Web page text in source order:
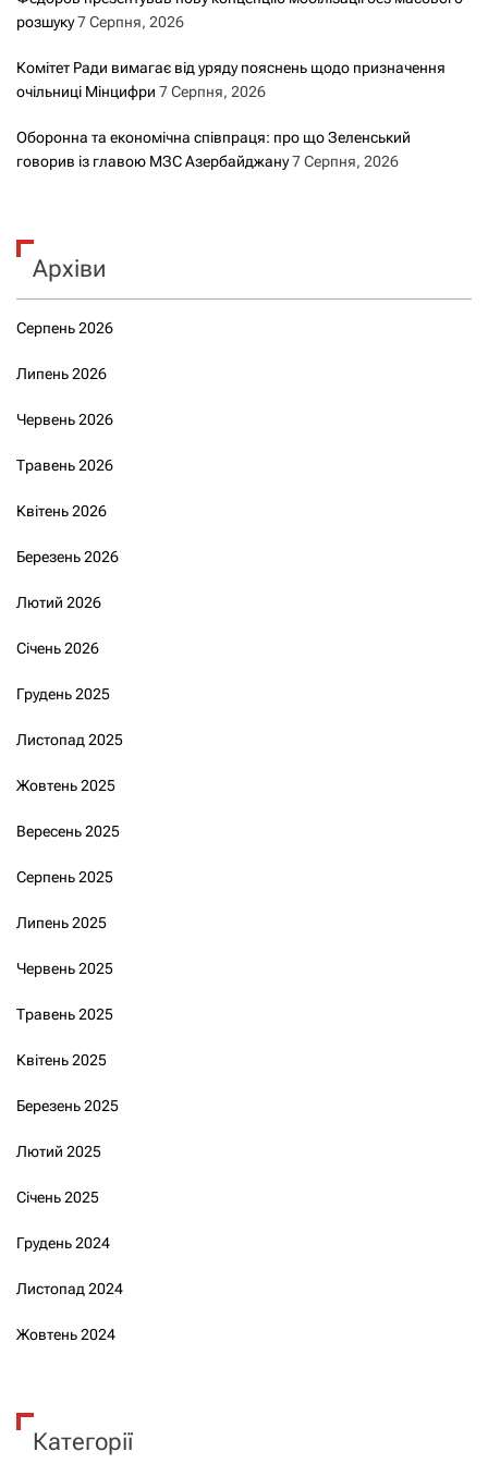
розшуку7 Серпня, 2026
Комітет Ради вимагає від уряду пояснень щодо призначення
очільниці Мінцифри 7 Серпня, 2026
Оборонна та економічна співпраця: про що Зеленський
говорив із главою МЗС Азербайджану7 Серпня, 2026
Архіви
Серпень 2026
Липень 2026
Червень 2026
Травень 2026
Квітень 2026
Березень 2026
Лютий 2026
Січень 2026
Грудень 2025
Листопад 2025
Жовтень 2025
Вересень 2025
Серпень 2025
Липень 2025
Червень 2025
Травень 2025
Квітень 2025
Березень 2025
Лютий 2025
Січень 2025
Грудень 2024
Листопад 2024
Жовтень 2024
Категорії